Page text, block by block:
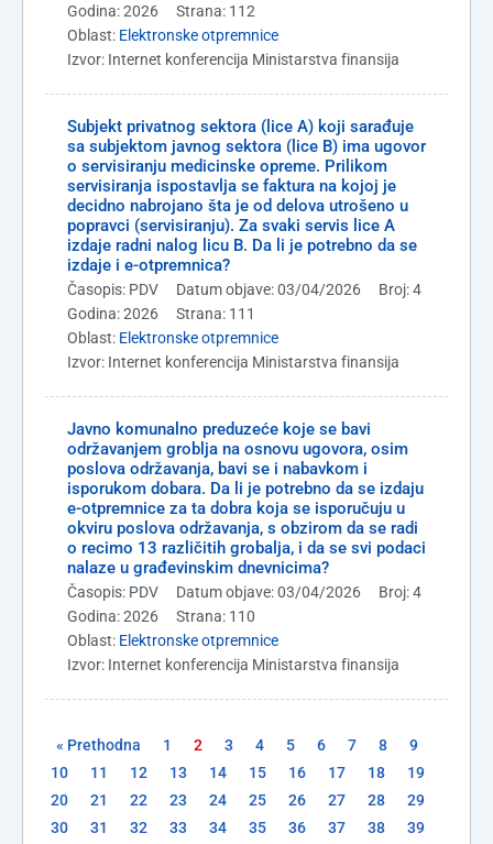
Godina: 2026
Strana: 112
Oblast: Elektronske otpremnice
Izvor: Internet konferencija Ministarstva finansija
Subjekt privatnog sektora (lice A) koji sarađuje
sa subjektom javnog sektora (lice B) ima ugovor
o servisiranju medicinske opreme. Prilikom
servisiranja ispostavlja se faktura na kojoj je
decidno nabrojano šta je od delova utrošeno u
popravci (servisiranju). Za svaki servis lice A
izdaje radni nalog licu B. Da li je potrebno da se
izdaje i e-otpremnica?
Časopis: PDV Datum objave: 03/04/2026
Broj: 4
Godina: 2026
Strana: 111
Oblast: Elektronske otpremnice
Izvor: Internet konferencija Ministarstva finansija
Javno komunalno preduzeće koje se bavi
održavanjem groblja na osnovu ugovora, osim
poslova održavanja, bavi se i nabavkom i
isporukom dobara. Da li je potrebno da se izdaju
e-otpremnice za ta dobra koja se isporučuju u
okviru poslova održavanja, s obzirom da se radi
o recimo 13 različitih grobalja, i da se svi podaci
nalaze u građevinskim dnevnicima?
Časopis: PDV Datum objave: 03/04/2026
Broj: 4
Godina: 2026
Strana: 110
Oblast: Elektronske otpremnice
Izvor: Internet konferencija Ministarstva finansija
« Prethodna 1 2 3 4 5 6 7 8
9
10
11 12 13 14 15 16 17 18
19
20
21 22 23 24 25 26 27 28
29
30
31 32 33 34 35 36 37 38
39